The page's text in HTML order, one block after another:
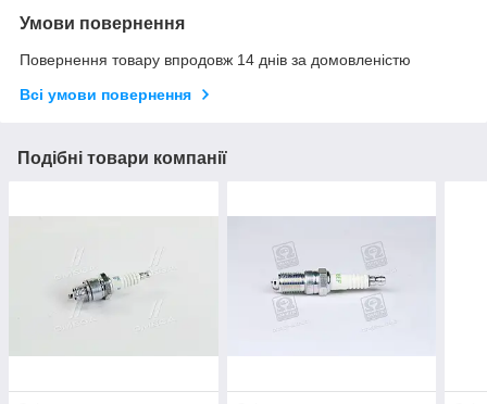
Умови повернення
Повернення товару впродовж 14 днів за домовленістю
Всі умови повернення
Подібні товари компанії